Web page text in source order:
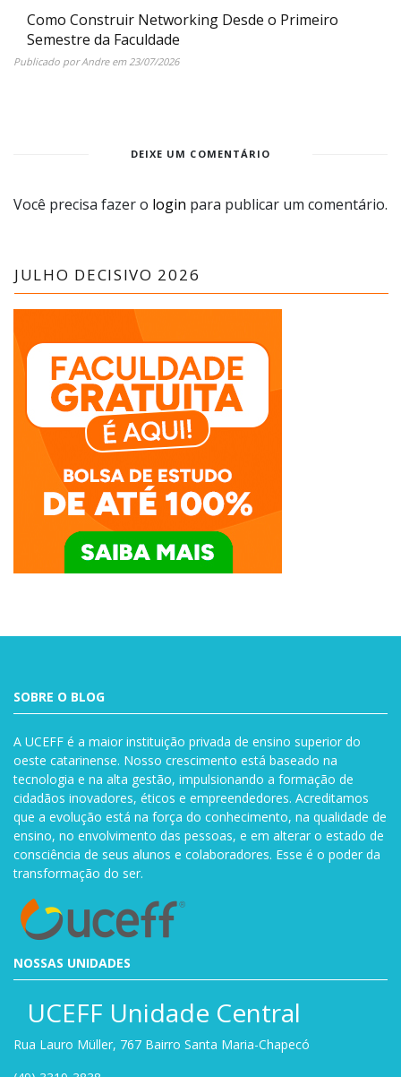
Como Construir Networking Desde o Primeiro
Semestre da Faculdade
Publicado porAndreem23/07/2026
DEIXE UM COMENTÁRIO
Você precisa fazer o login para publicar um comentário.
JULHO DECISIVO 2026
SOBRE O BLOG
A UCEFF é a maior instituição privada de ensino superior do
oeste catarinense. Nosso crescimento está baseado na
tecnologia e na alta gestão, impulsionando a formação de
cidadãos inovadores, éticos e empreendedores. Acreditamos
que a evolução está na força do conhecimento, na qualidade de
ensino, no envolvimento das pessoas, e em alterar o estado de
consciência de seus alunos e colaboradores. Esse é o poder da
transformação do ser.
NOSSAS UNIDADES
UCEFF Unidade Central
Rua Lauro Müller, 767 Bairro Santa Maria-Chapecó